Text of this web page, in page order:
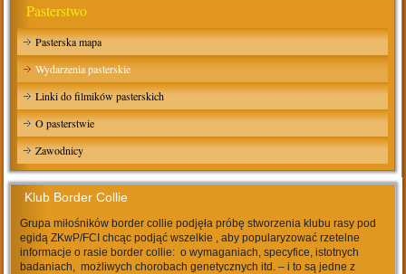
Pasterstwo
Pasterska mapa
Wydarzenia pasterskie
Linki do filmików pasterskich
O pasterstwie
Zawodnicy
Klub Border Collie
Grupa miłośników border collie podjęła próbę stworzenia klubu rasy pod
egidą ZKwP/FCI chcąc podjąć wszelkie , aby popularyzować rzetelne
informacje o rasie border collie: o wymaganiach, specyfice, istotnych
badaniach, możliwych chorobach genetycznych itd. – i to są jedne z